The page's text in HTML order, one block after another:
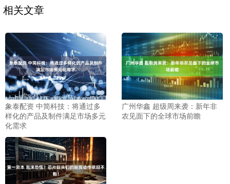
相关文章
象泰配资 中简科技：将通过多
样化的产品及制件满足市场多元
化需求
广州华鑫 超级周来袭：新年非
农见面下的全球市场前瞻